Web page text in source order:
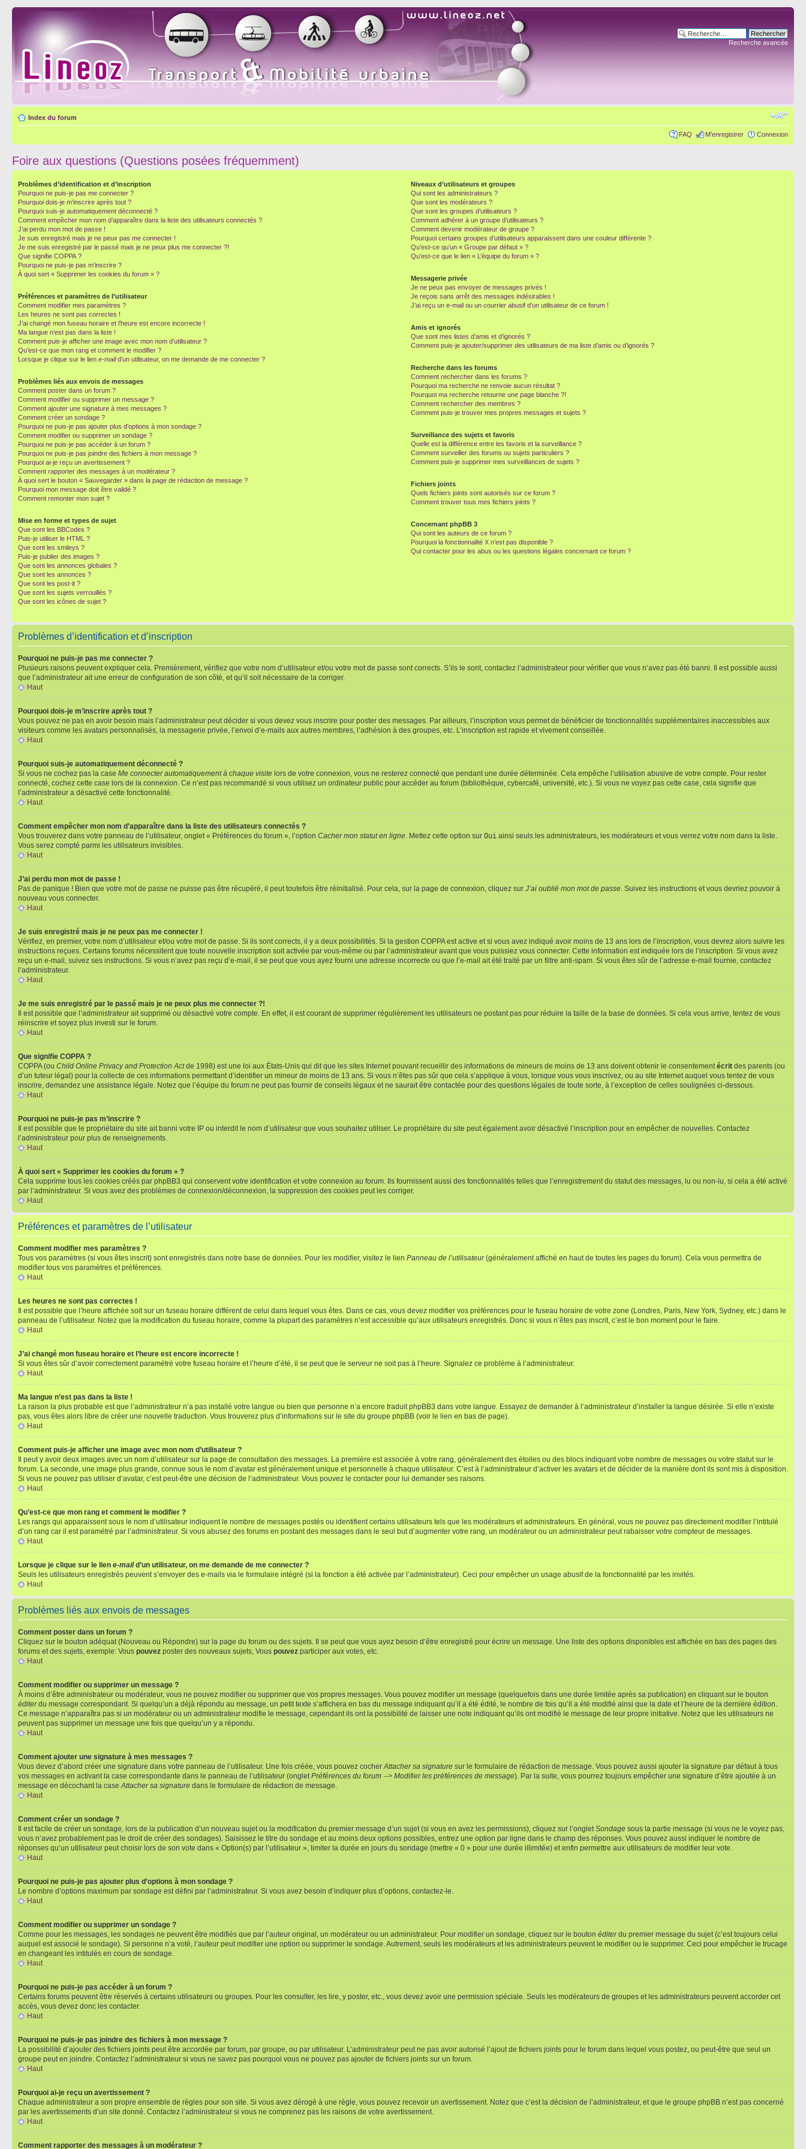
Recherche avancée
Index du forum
FAQ M’enregistrer Connexion
Foire aux questions (Questions posées fréquemment)
Problèmes d’identification et d’inscription
Pourquoi ne puis-je pas me connecter ?
Pourquoi dois-je m’inscrire après tout ?
Pourquoi suis-je automatiquement déconnecté ?
Comment empêcher mon nom d’apparaître dans la liste des utilisateurs connectés ?
J’ai perdu mon mot de passe !
Je suis enregistré mais je ne peux pas me connecter !
Je me suis enregistré par le passé mais je ne peux plus me connecter ?!
Que signifie COPPA ?
Pourquoi ne puis-je pas m’inscrire ?
À quoi sert « Supprimer les cookies du forum » ?
Préférences et paramètres de l’utilisateur
Comment modifier mes paramètres ?
Les heures ne sont pas correctes !
J’ai changé mon fuseau horaire et l’heure est encore incorrecte !
Ma langue n’est pas dans la liste !
Comment puis-je afficher une image avec mon nom d’utilisateur ?
Qu’est-ce que mon rang et comment le modifier ?
Lorsque je clique sur le lien e-maild’un utilisateur, on me demande de me connecter ?
Problèmes liés aux envois de messages
Comment poster dans un forum ?
Comment modifier ou supprimer un message ?
Comment ajouter une signature à mes messages ?
Comment créer un sondage ?
Pourquoi ne puis-je pas ajouter plus d’options à mon sondage ?
Comment modifier ou supprimer un sondage ?
Pourquoi ne puis-je pas accéder à un forum ?
Pourquoi ne puis-je pas joindre des fichiers à mon message ?
Pourquoi ai-je reçu un avertissement ?
Comment rapporter des messages à un modérateur ?
À quoi sert le bouton « Sauvegarder » dans la page de rédaction de message ?
Pourquoi mon message doit être validé ?
Comment remonter mon sujet ?
Mise en forme et types de sujet
Que sont les BBCodes ?
Puis-je utiliser le HTML ?
Que sont les smileys ?
Puis-je publier des images ?
Que sont les annonces globales ?
Que sont les annonces ?
Que sont les post-it ?
Que sont les sujets verrouillés ?
Que sont les icônes de sujet ?
Niveaux d’utilisateurs et groupes
Qui sont les administrateurs ?
Que sont les modérateurs ?
Que sont les groupes d’utilisateurs ?
Comment adhérer à un groupe d’utilisateurs ?
Comment devenir modérateur de groupe ?
Pourquoi certains groupes d’utilisateurs apparaissent dans une couleur différente ?
Qu’est-ce qu’un « Groupe par défaut » ?
Qu’est-ce que le lien « L’équipe du forum » ?
Messagerie privée
Je ne peux pas envoyer de messages privés !
Je reçois sans arrêt des messages indésirables !
J’ai reçu un e-mail ou un courrier abusif d’un utilisateur de ce forum !
Amis et ignorés
Que sont mes listes d’amis et d’ignorés ?
Comment puis-je ajouter/supprimer des utilisateurs de ma liste d’amis ou d’ignorés ?
Recherche dans les forums
Comment rechercher dans les forums ?
Pourquoi ma recherche ne renvoie aucun résultat ?
Pourquoi ma recherche retourne une page blanche ?!
Comment rechercher des membres ?
Comment puis-je trouver mes propres messages et sujets ?
Surveillance des sujets et favoris
Quelle est la différence entre les favoris et la surveillance ?
Comment surveiller des forums ou sujets particuliers ?
Comment puis-je supprimer mes surveillances de sujets ?
Fichiers joints
Quels fichiers joints sont autorisés sur ce forum ?
Comment trouver tous mes fichiers joints ?
Concernant phpBB 3
Qui sont les auteurs de ce forum ?
Pourquoi la fonctionnalité X n’est pas disponible ?
Qui contacter pour les abus ou les questions légales concernant ce forum ?
Problèmes d’identification et d’inscription
Pourquoi ne puis-je pas me connecter ?
Plusieurs raisons peuvent expliquer cela. Premièrement, vérifiez que votre nom d’utilisateur et/ou votre mot de passe sont corrects. S’ils le sont, contactez l’administrateur pour vérifier que vous n’avez pas été banni. Il est possible aussi
que l’administrateur ait une erreur de configuration de son côté, et qu’il soit nécessaire de la corriger.
Haut
Pourquoi dois-je m’inscrire après tout ?
Vous pouvez ne pas en avoir besoin mais l’administrateur peut décider si vous devez vous inscrire pour poster des messages. Par ailleurs, l’inscription vous permet de bénéficier de fonctionnalités supplémentaires inaccessibles aux
visiteurs comme les avatars personnalisés, la messagerie privée, l’envoi d’e-mails aux autres membres, l’adhésion à des groupes, etc. L’inscription est rapide et vivement conseillée.
Haut
Pourquoi suis-je automatiquement déconnecté ?
Si vous ne cochez pas la case Me connecter automatiquement à chaque visite lors de votre connexion, vous ne resterez connecté que pendant une durée déterminée. Cela empêche l’utilisation abusive de votre compte. Pour rester
connecté, cochez cette case lors de la connexion. Ce n’est pas recommandé si vous utilisez un ordinateur public pour accéder au forum (bibliothèque, cybercafé, université, etc.). Si vous ne voyez pas cette case, cela signifie que
l’administrateur a désactivé cette fonctionnalité.
Haut
Comment empêcher mon nom d’apparaître dans la liste des utilisateurs connectés ?
Vous trouverez dans votre panneau de l’utilisateur, onglet « Préférences du forum », l’option Cacher mon statut en ligne. Mettez cette option sur Oui ainsi seuls les administrateurs, les modérateurs et vous verrez votre nom dans la liste.
Vous serez compté parmi les utilisateurs invisibles.
Haut
J’ai perdu mon mot de passe !
Pas de panique ! Bien que votre mot de passe ne puisse pas être récupéré, il peut toutefois être réinitialisé. Pour cela, sur la page de connexion, cliquez sur J’ai oublié mon mot de passe. Suivez les instructions et vous devriez pouvoir à
nouveau vous connecter.
Haut
Je suis enregistré mais je ne peux pas me connecter !
Vérifiez, en premier, votre nom d’utilisateur et/ou votre mot de passe. Si ils sont corrects, il y a deux possibilités. Si la gestion COPPA est active et si vous avez indiqué avoir moins de 13 ans lors de l’inscription, vous devrez alors suivre les
instructions reçues. Certains forums nécessitent que toute nouvelle inscription soit activée par vous-même ou par l’administrateur avant que vous puissiez vous connecter. Cette information est indiquée lors de l’inscription. Si vous avez
reçu un e-mail, suivez ses instructions. Si vous n’avez pas reçu d’e-mail, il se peut que vous ayez fourni une adresse incorrecte ou que l’e-mail ait été traité par un filtre anti-spam. Si vous êtes sûr de l’adresse e-mail fournie, contactez
l’administrateur.
Haut
Je me suis enregistré par le passé mais je ne peux plus me connecter ?!
Il est possible que l’administrateur ait supprimé ou désactivé votre compte. En effet, il est courant de supprimer régulièrement les utilisateurs ne postant pas pour réduire la taille de la base de données. Si cela vous arrive, tentez de vous
réinscrire et soyez plus investi sur le forum.
Haut
Que signifie COPPA ?
COPPA (ou Child Online Privacy and Protection Actde 1998) est une loi aux États-Unis qui dit que les sites Internet pouvant recueillir des informations de mineurs de moins de 13 ans doivent obtenir le consentementécrit des parents (ou
d’un tuteur légal) pour la collecte de ces informations permettant d’identifier un mineur de moins de 13 ans. Si vous n’êtes pas sûr que cela s’applique à vous, lorsque vous vous inscrivez, ou au site Internet auquel vous tentez de vous
inscrire, demandez une assistance légale. Notez que l’équipe du forum ne peut pas fournir de conseils légaux et ne saurait être contactée pour des questions légales de toute sorte, à l’exception de celles soulignées ci-dessous.
Haut
Pourquoi ne puis-je pas m’inscrire ?
Il est possible que le propriétaire du site ait banni votre IP ou interdit le nom d’utilisateur que vous souhaitez utiliser. Le propriétaire du site peut également avoir désactivé l’inscription pour en empêcher de nouvelles. Contactez
l’administrateur pour plus de renseignements.
Haut
À quoi sert « Supprimer les cookies du forum » ?
Cela supprime tous les cookies créés par phpBB3 qui conservent votre identification et votre connexion au forum. Ils fournissent aussi des fonctionnalités telles que l’enregistrement du statut des messages, lu ou non-lu, si cela a été activé
par l’administrateur. Si vous avez des problèmes de connexion/déconnexion, la suppression des cookies peut les corriger.
Haut
Préférences et paramètres de l’utilisateur
Comment modifier mes paramètres ?
Tous vos paramètres (si vous êtes inscrit) sont enregistrés dans notre base de données. Pour les modifier, visitez le lien Panneau de l’utilisateur(généralement affiché en haut de toutes les pages du forum). Cela vous permettra de
modifier tous vos paramètres et préférences.
Haut
Les heures ne sont pas correctes !
Il est possible que l’heure affichée soit sur un fuseau horaire différent de celui dans lequel vous êtes. Dans ce cas, vous devez modifier vos préférences pour le fuseau horaire de votre zone (Londres, Paris, New York, Sydney, etc.) dans le
panneau de l’utilisateur. Notez que la modification du fuseau horaire, comme la plupart des paramètres n’est accessible qu’aux utilisateurs enregistrés. Donc si vous n’êtes pas inscrit, c’est le bon moment pour le faire.
Haut
J’ai changé mon fuseau horaire et l’heure est encore incorrecte !
Si vous êtes sûr d’avoir correctement paramétré votre fuseau horaire et l’heure d’été, il se peut que le serveur ne soit pas à l’heure. Signalez ce problème à l’administrateur.
Haut
Ma langue n’est pas dans la liste !
La raison la plus probable est que l’administrateur n’a pas installé votre langue ou bien que personne n’a encore traduit phpBB3 dans votre langue. Essayez de demander à l’administrateur d’installer la langue désirée. Si elle n’existe
pas, vous êtes alors libre de créer une nouvelle traduction. Vous trouverez plus d’informations sur le site du groupe phpBB (voir le lien en bas de page).
Haut
Comment puis-je afficher une image avec mon nom d’utilisateur ?
Il peut y avoir deux images avec un nom d’utilisateur sur la page de consultation des messages. La première est associée à votre rang, généralement des étoiles ou des blocs indiquant votre nombre de messages ou votre statut sur le
forum. La seconde, une image plus grande, connue sous le nom d’avatar est généralement unique et personnelle à chaque utilisateur. C’est à l’administrateur d’activer les avatars et de décider de la manière dont ils sont mis à disposition.
Si vous ne pouvez pas utiliser d’avatar, c’est peut-être une décision de l’administrateur. Vous pouvez le contacter pour lui demander ses raisons.
Haut
Qu’est-ce que mon rang et comment le modifier ?
Les rangs qui apparaissent sous le nom d’utilisateur indiquent le nombre de messages postés ou identifient certains utilisateurs tels que les modérateurs et administrateurs. En général, vous ne pouvez pas directement modifier l’intitulé
d’un rang car il est paramétré par l’administrateur. Si vous abusez des forums en postant des messages dans le seul but d’augmenter votre rang, un modérateur ou un administrateur peut rabaisser votre compteur de messages.
Haut
Lorsque je clique sur le lien e-maild’un utilisateur, on me demande de me connecter ?
Seuls les utilisateurs enregistrés peuvent s’envoyer des e-mails via le formulaire intégré (si la fonction a été activée par l’administrateur). Ceci pour empêcher un usage abusif de la fonctionnalité par les invités.
Haut
Problèmes liés aux envois de messages
Comment poster dans un forum ?
Cliquez sur le bouton adéquat (Nouveau ou Répondre) sur la page du forum ou des sujets. Il se peut que vous ayez besoin d’être enregistré pour écrire un message. Une liste des options disponibles est affichée en bas des pages des
forums et des sujets, exemple: Vous pouvez poster des nouveaux sujets, Vous pouvez participer aux votes, etc.
Haut
Comment modifier ou supprimer un message ?
À moins d’être administrateur ou modérateur, vous ne pouvez modifier ou supprimer que vos propres messages. Vous pouvez modifier un message (quelquefois dans une durée limitée après sa publication) en cliquant sur le bouton
éditerdu message correspondant. Si quelqu’un a déjà répondu au message, un petit texte s’affichera en bas du message indiquant qu’il a été édité, le nombre de fois qu’il a été modifié ainsi que la date et l’heure de la dernière édition.
Ce message n’apparaîtra pas si un modérateur ou un administrateur modifie le message, cependant ils ont la possibilité de laisser une note indiquant qu’ils ont modifié le message de leur propre initiative. Notez que les utilisateurs ne
peuvent pas supprimer un message une fois que quelqu’un y a répondu.
Haut
Comment ajouter une signature à mes messages ?
Vous devez d’abord créer une signature dans votre panneau de l’utilisateur. Une fois créée, vous pouvez cocherAttacher sa signature sur le formulaire de rédaction de message. Vous pouvez aussi ajouter la signature par défaut à tous
vos messages en activant la case correspondante dans le panneau de l’utilisateur (ongletPréférences du forum --> Modifier les préférences de message). Par la suite, vous pourrez toujours empêcher une signature d’être ajoutée à un
message en décochant la caseAttacher sa signature dans le formulaire de rédaction de message.
Haut
Comment créer un sondage ?
Il est facile de créer un sondage, lors de la publication d’un nouveau sujet ou la modification du premier message d’un sujet (si vous en avez les permissions), cliquez sur l’ongletSondage sous la partie message (si vous ne le voyez pas,
vous n’avez probablement pas le droit de créer des sondages). Saisissez le titre du sondage et au moins deux options possibles, entrez une option par ligne dans le champ des réponses. Vous pouvez aussi indiquer le nombre de
réponses qu’un utilisateur peut choisir lors de son vote dans « Option(s) par l’utilisateur », limiter la durée en jours du sondage (mettre « 0 » pour une durée illimitée) et enfin permettre aux utilisateurs de modifier leur vote.
Haut
Pourquoi ne puis-je pas ajouter plus d’options à mon sondage ?
Le nombre d’options maximum par sondage est défini par l’administrateur. Si vous avez besoin d’indiquer plus d’options, contactez-le.
Haut
Comment modifier ou supprimer un sondage ?
Comme pour les messages, les sondages ne peuvent être modifiés que par l’auteur original, un modérateur ou un administrateur. Pour modifier un sondage, cliquez sur le bouton éditerdu premier message du sujet (c’est toujours celui
auquel est associé le sondage). Si personne n’a voté, l’auteur peut modifier une option ou supprimer le sondage. Autrement, seuls les modérateurs et les administrateurs peuvent le modifier ou le supprimer. Ceci pour empêcher le trucage
en changeant les intitulés en cours de sondage.
Haut
Pourquoi ne puis-je pas accéder à un forum ?
Certains forums peuvent être réservés à certains utilisateurs ou groupes. Pour les consulter, les lire, y poster, etc., vous devez avoir une permission spéciale. Seuls les modérateurs de groupes et les administrateurs peuvent accorder cet
accès, vous devez donc les contacter.
Haut
Pourquoi ne puis-je pas joindre des fichiers à mon message ?
La possibilité d’ajouter des fichiers joints peut être accordée par forum, par groupe, ou par utilisateur. L’administrateur peut ne pas avoir autorisé l’ajout de fichiers joints pour le forum dans lequel vous postez, ou peut-être que seul un
groupe peut en joindre. Contactez l’administrateur si vous ne savez pas pourquoi vous ne pouvez pas ajouter de fichiers joints sur un forum.
Haut
Pourquoi ai-je reçu un avertissement ?
Chaque administrateur a son propre ensemble de règles pour son site. Si vous avez dérogé à une règle, vous pouvez recevoir un avertissement. Notez que c’est la décision de l’administrateur, et que le groupe phpBB n’est pas concerné
par les avertissements d’un site donné. Contactez l’administrateur si vous ne comprenez pas les raisons de votre avertissement.
Haut
Comment rapporter des messages à un modérateur ?